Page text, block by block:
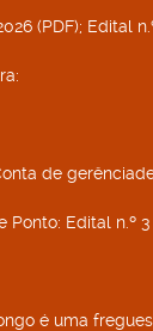
(PDF); Edital
:
de gerênciade
Ponto: Edital n.º
é uma